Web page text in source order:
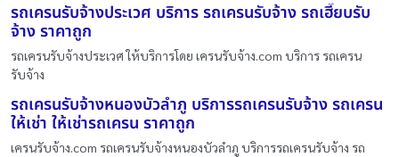
รถเครนรับจ้างประเวศ บริการ รถเครนรับจ้าง รถเฮี๊ยบรับ
จ้าง ราคาถูก
รถเครนรับจ้างประเวศ ให้บริการโดย เครนรับจ้าง.com บริการ รถเครน
รับจ้าง
รถเครนรับจ้างหนองบัวลำภู บริการรถเครนรับจ้าง รถเครน
ให้เช่า ให้เช่ารถเครน ราคาถูก
เครนรับจ้าง.com รถเครนรับจ้างหนองบัวลำภู บริการรถเครนรับจ้าง รถ